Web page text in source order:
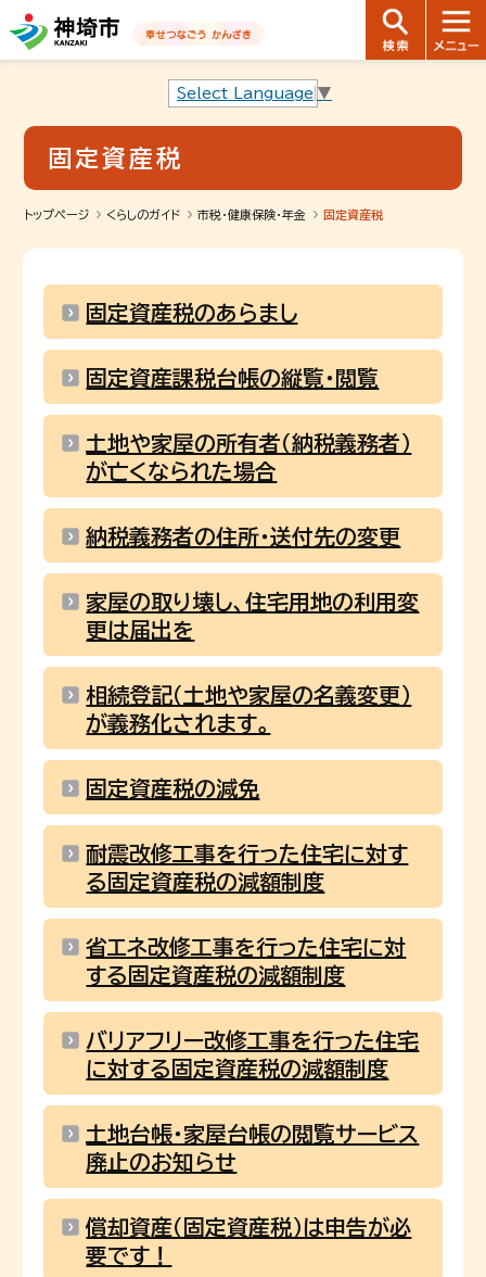
音声読み上げ用ナビゲーションです。
本文へ移動します
ページ最後（フッター）へ移動します
音声読み上げ用ナビゲーションはここまでです。
Select Language ▼
固定資産税
トップページ くらしのガイド 市税・健康保険・年金 固定資産税
固定資産税のあらまし
固定資産課税台帳の縦覧・閲覧
土地や家屋の所有者（納税義務者）
が亡くなられた場合
納税義務者の住所・送付先の変更
家屋の取り壊し、住宅用地の利用変
更は届出を
相続登記（土地や家屋の名義変更）
が義務化されます。
固定資産税の減免
耐震改修工事を行った住宅に対す
る固定資産税の減額制度
省エネ改修工事を行った住宅に対
する固定資産税の減額制度
バリアフリー改修工事を行った住宅
に対する固定資産税の減額制度
土地台帳･家屋台帳の閲覧サービス
廃止のお知らせ
償却資産（固定資産税）は申告が必
要です！